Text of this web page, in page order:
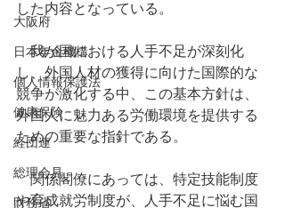
大阪府
日本年金機構
個人情報保護法
健康保険
経団連
総理会見
財務省
した内容となっている。
我が国における人手不足が深刻化
し、外国人材の獲得に向けた国際的な
競争が激化する中、この基本方針は、
外国人に魅力ある労働環境を提供する
ための重要な指針である。
関係閣僚にあっては、特定技能制度
や育成就労制度が、人手不足に悩む国